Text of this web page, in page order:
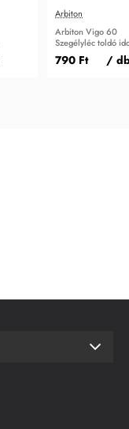
Arbiton
Arbiton Vigo 60
Szegélyléc toldó
Dark Oak
790 Ft /